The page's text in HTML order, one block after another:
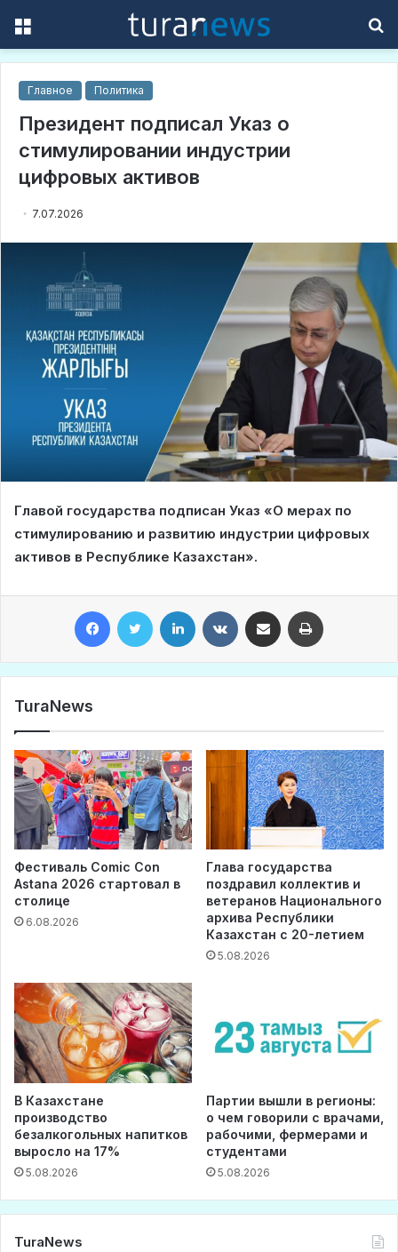
Главное Политика
Президент подписал Указ о
стимулировании индустрии
цифровых активов
7.07.2026
Главой государства подписан Указ «О мерах по
стимулированию и развитию индустрии цифровых
активов в Республике Казахстан».
TuraNews
Фестиваль Comic Con
Astana 2026 стартовал в
столице
6.08.2026
Глава государства
поздравил коллектив и
ветеранов Национального
архива Республики
Казахстан с 20-летием
5.08.2026
В Казахстане
производство
безалкогольных напитков
выросло на 17%
5.08.2026
Партии вышли в регионы:
о чем говорили с врачами,
рабочими, фермерами и
студентами
5.08.2026
TuraNews